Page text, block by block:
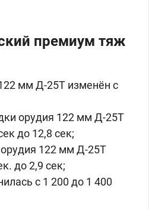
премиум тяж
мм Д-25Т изменён с
орудия 122 мм Д-25Т
до 12,8 сек;
122 мм Д-25Т
до 2,9 сек;
с 1 200 до 1 400